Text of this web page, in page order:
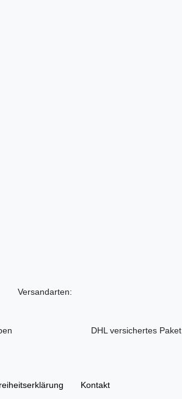
Versandarten:
DHL versichertes Paket
Kontakt